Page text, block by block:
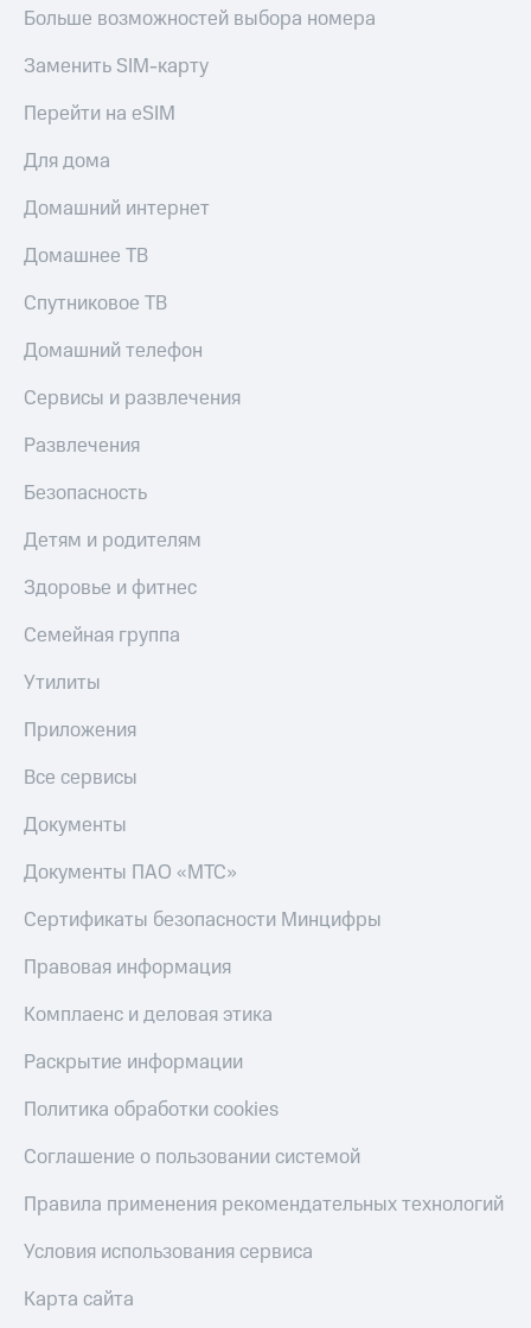
Больше возможностей выбора номера
Заменить SIM-карту
Перейти на eSIM
Для дома
Домашний интернет
Домашнее ТВ
Спутниковое ТВ
Домашний телефон
Сервисы и развлечения
Развлечения
Безопасность
Детям и родителям
Здоровье и фитнес
Семейная группа
Утилиты
Приложения
Все сервисы
Документы
Документы ПАО «МТС»
Сертификаты безопасности Минцифры
Правовая информация
Комплаенс и деловая этика
Раскрытие информации
Политика обработки cookies
Соглашение о пользовании системой
Правила применения рекомендательных технологий
Условия использования сервиса
Карта сайта